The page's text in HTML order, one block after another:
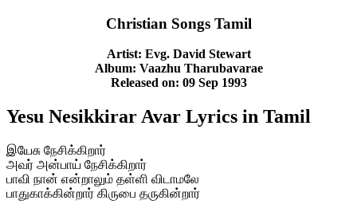
Christian Songs Tamil
Artist: Evg. David Stewart
Album: Vaazhu Tharubavarae
Released on: 09 Sep 1993
Yesu Nesikkirar Avar Lyrics in Tamil
இயேசு நேசிக்கிறார்
அவர் அன்பாய் நேசிக்கிறார்
பாவி நான் என்றாலும் தள்ளி விடாமலே
பாதுகாக்கின்றார் கிருபை தருகின்றார்